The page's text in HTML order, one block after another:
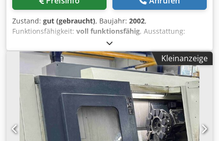
Zustand: gut (gebraucht), Baujahr: 2002,
Funktionsfähigkeit: voll funktionsfähig, Ausstattung:
Dokumentation/Handbuch, Drehzahl stufenlos
einstellbar, Späneförderer, Okuma MB56VA 3 Achsen BAZ
Vertikal U100M Cedjyiu D Iopfx Agxerf ATC 32 SK40
Hauptspindel 12.000 U/min Öl Nebel Absaugung
Schnittzeit 9675 h Späneförderer Kühlmittelanlage
Vorbereitung A-Achse (4te Achse) *optional jede Menge
Werkzeuge SK40 passend zur Maschine
Kleinanzeige